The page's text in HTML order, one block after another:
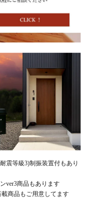
震等級3)制振装置付もあり
ver3商品もあります
商品もご用意してます